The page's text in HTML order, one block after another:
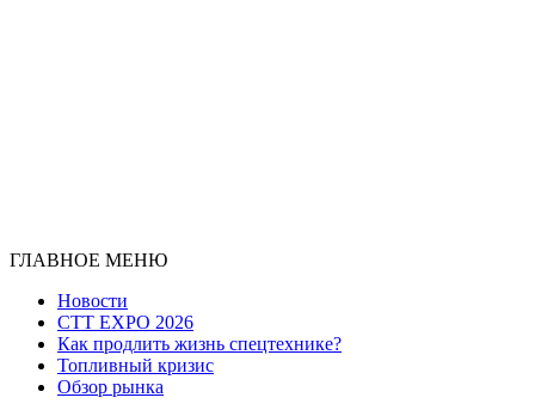
ГЛАВНОЕ МЕНЮ
Новости
CTT EXPO 2026
Как продлить жизнь спецтехнике?
Топливный кризис
Обзор рынка